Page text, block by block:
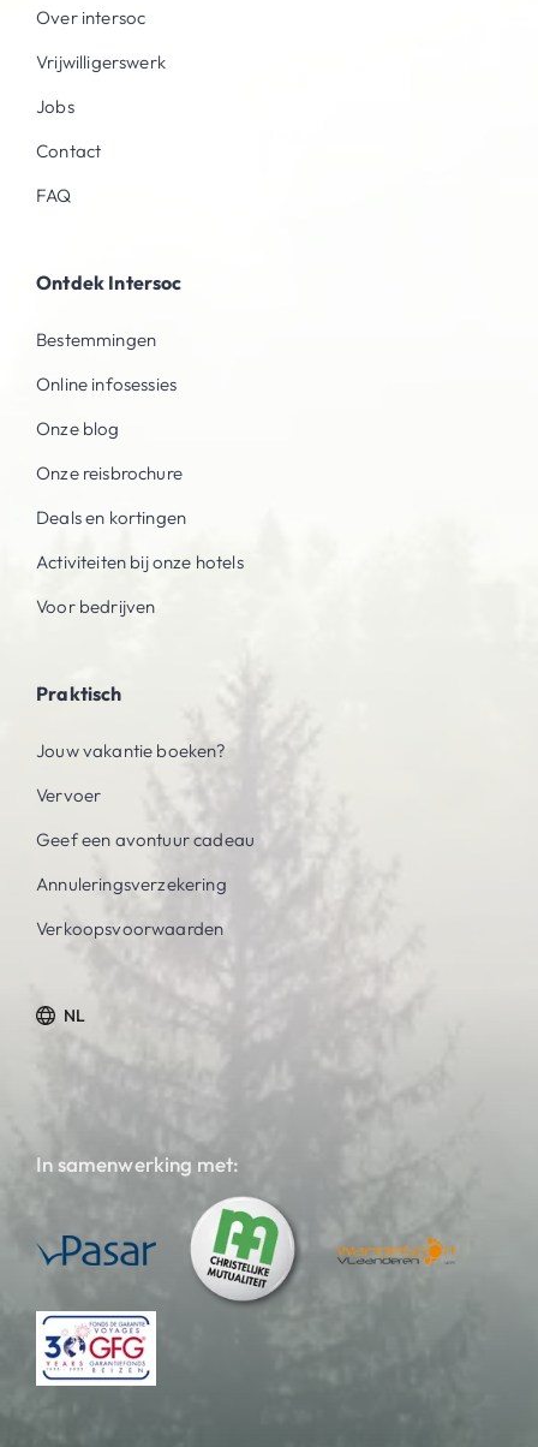
Over intersoc
Vrijwilligerswerk
Jobs
Contact
FAQ
Ontdek Intersoc
Bestemmingen
Online infosessies
Onze blog
Onze reisbrochure
Deals en kortingen
Activiteiten bij onze hotels
Voor bedrijven
Praktisch
Jouw vakantie boeken?
Vervoer
Geef een avontuur cadeau
Annuleringsverzekering
Verkoopsvoorwaarden
NL
In samenwerking met: